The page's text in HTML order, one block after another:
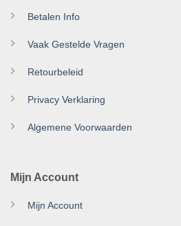
Betalen Info
Vaak Gestelde Vragen
Retourbeleid
Privacy Verklaring
Algemene Voorwaarden
Mijn Account
Mijn Account